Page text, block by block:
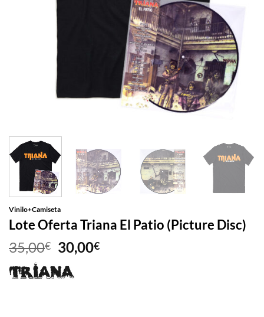
Vinilo+Camiseta
Lote Oferta Triana El Patio (Picture Disc)
35,00€ El
precio
original
30,00€El